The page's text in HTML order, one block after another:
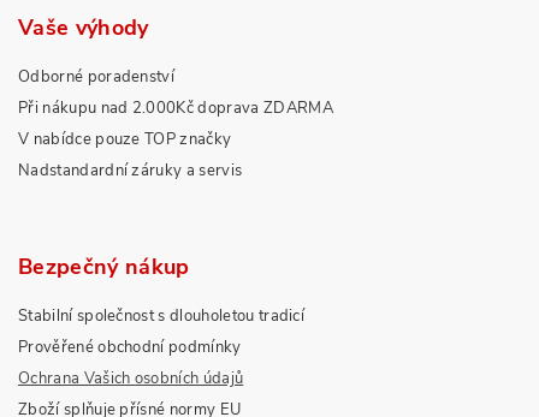
Vaše výhody
Odborné poradenství
Při nákupu nad 2.000Kč doprava ZDARMA
V nabídce pouze TOP značky
Nadstandardní záruky a servis
Bezpečný nákup
Stabilní společnost s dlouholetou tradicí
Prověřené obchodní podmínky
Ochrana Vašich osobních údajů
Zboží splňuje přísné normy EU